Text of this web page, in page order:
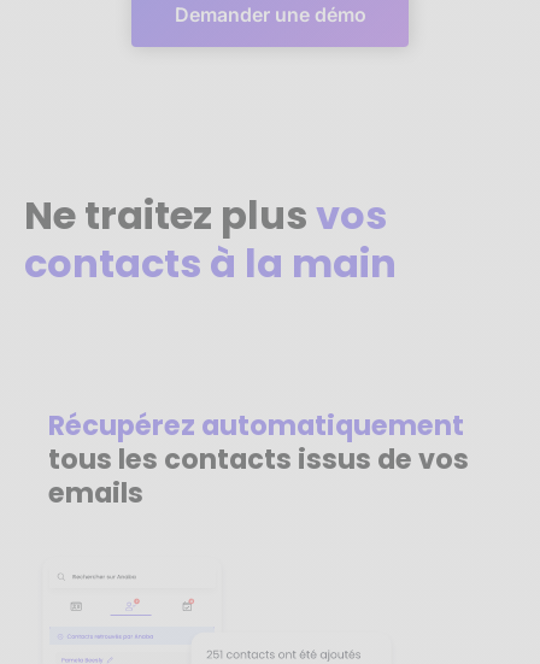
Demander une démo
Ne traitez plusvos
contacts à la main
Récupérez automatiquement
tous les contacts issus de vos
emails